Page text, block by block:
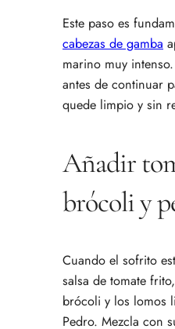
Este paso es
cabezas de gamba
marino muy
antes de continuar
quede limpio y sin
Añadir
brócoli y
Cuando el sofrito
salsa de tomate
brócoli y los lomos
Pedro. Mezcla con